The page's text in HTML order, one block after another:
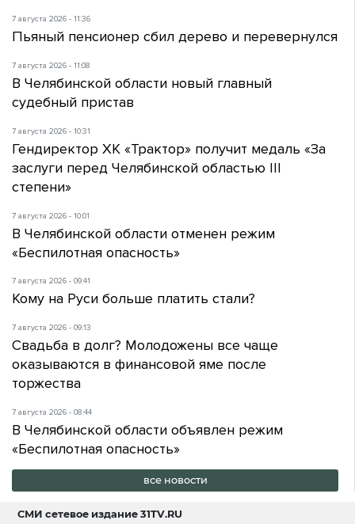
7 августа 2026 - 11:36
Пьяный пенсионер сбил дерево и перевернулся
7 августа 2026 - 11:08
В Челябинской области новый главный
судебный пристав
7 августа 2026 - 10:31
Гендиректор ХК «Трактор» получит медаль «За
заслуги перед Челябинской областью III
степени»
7 августа 2026 - 10:01
В Челябинской области отменен режим
«Беспилотная опасность»
7 августа 2026 - 09:41
Кому на Руси больше платить стали?
7 августа 2026 - 09:13
Свадьба в долг? Молодожены все чаще
оказываются в финансовой яме после
торжества
7 августа 2026 - 08:44
В Челябинской области объявлен режим
«Беспилотная опасность»
все новости
СМИ сетевое издание31TV.RU